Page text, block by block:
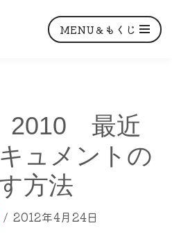
MENU＆もくじ
2010 最近
ュメントの
方法
2012年4月24日